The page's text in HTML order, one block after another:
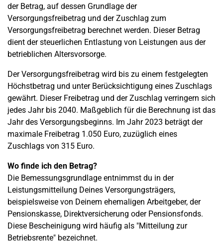
der Betrag, auf dessen Grundlage der
Versorgungsfreibetrag und der Zuschlag zum
Versorgungsfreibetrag berechnet werden. Dieser Betrag
dient der steuerlichen Entlastung von Leistungen aus der
betrieblichen Altersvorsorge.
Der Versorgungsfreibetrag wird bis zu einem festgelegten
Höchstbetrag und unter Berücksichtigung eines Zuschlags
gewährt. Dieser Freibetrag und der Zuschlag verringern sich
jedes Jahr bis 2040. Maßgeblich für die Berechnung ist das
Jahr des Versorgungsbeginns. Im Jahr 2023 beträgt der
maximale Freibetrag 1.050 Euro, zuzüglich eines
Zuschlags von 315 Euro.
Wo finde ich den Betrag?
Die Bemessungsgrundlage entnimmst du in der
Leistungsmitteilung Deines Versorgungsträgers,
beispielsweise von Deinem ehemaligen Arbeitgeber, der
Pensionskasse, Direktversicherung oder Pensionsfonds.
Diese Bescheinigung wird häufig als "Mitteilung zur
Betriebsrente" bezeichnet.